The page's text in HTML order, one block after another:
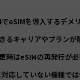
eSIMを導入するデメ
るキャリアやプランが
時はeSIMの再発行が
応していない機種で